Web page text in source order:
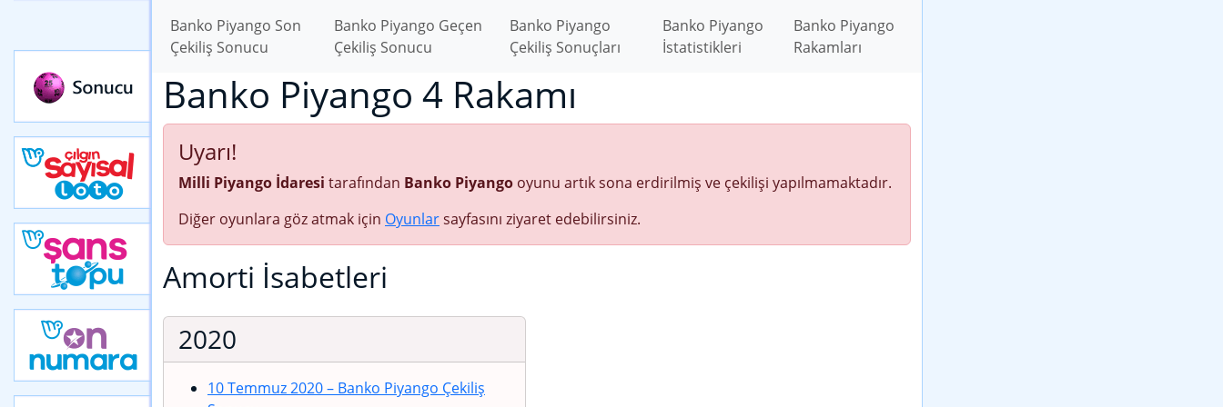
Banko Piyango Son
Çekiliş Sonucu
Banko Piyango Geçen
Çekiliş Sonucu
Banko Piyango
Çekiliş Sonuçları
Banko Piyango
İstatistikleri
Banko Piyango
Rakamları
Banko Piyango 4 Rakamı
Uyarı!
Milli Piyango İdaresi tarafından Banko Piyango oyunu artık sona erdirilmiş ve çekilişi yapılmamaktadır.
Diğer oyunlara göz atmak için Oyunlarsayfasını ziyaret edebilirsiniz.
Amorti İsabetleri
2020
10 Temmuz 2020 – Banko Piyango Çekiliş